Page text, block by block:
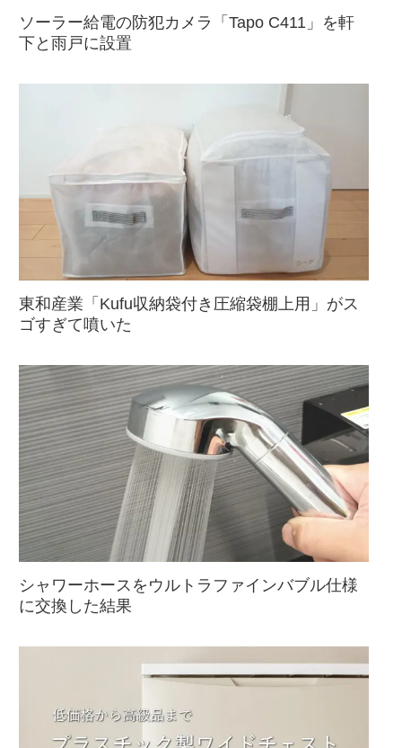
ソーラー給電の防犯カメラ「Tapo C411」を軒
下と雨戸に設置
東和産業「Kufu収納袋付き圧縮袋棚上用」がス
ゴすぎて噴いた
シャワーホースをウルトラファインバブル仕様
に交換した結果